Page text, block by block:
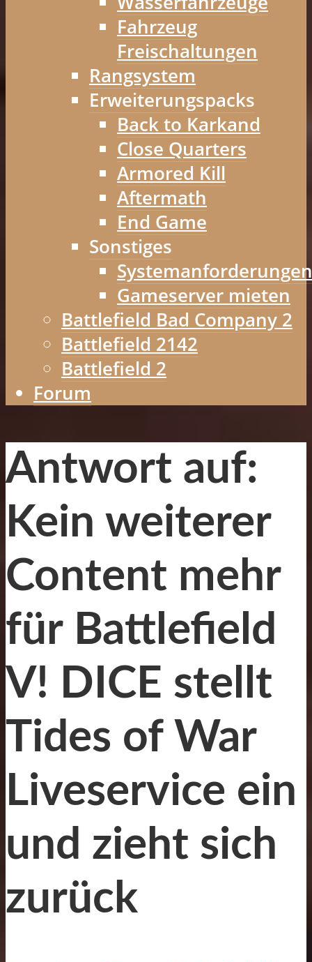
Fahrzeug
Freischaltungen
Rangsystem
Erweiterungspacks
Back to Karkand
Close Quarters
Armored Kill
Aftermath
End Game
Sonstiges
Systemanforderungen
Gameserver mieten
Battlefield Bad Company 2
Battlefield 2142
Battlefield 2
Forum
Antwort auf:
Kein weiterer
Content mehr
für Battlefield
V! DICE stellt
Tides of War
Liveservice ein
und zieht sich
zurück